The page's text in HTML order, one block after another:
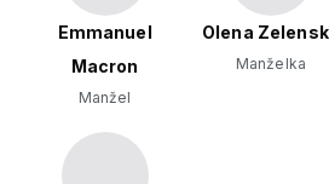
Emmanuel
Macron
Manžel
Olena
Manželka